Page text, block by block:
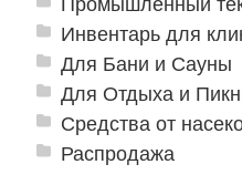
Инвентарь для
Для Бани и Сауны
Для Отдыха и
Средства от
Распродажа